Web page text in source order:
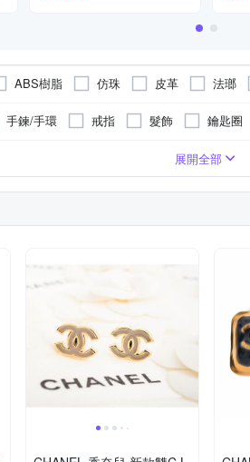
ABS樹脂 仿珠 皮革 法瑯
手鍊/手環 戒指 髮飾 鑰匙圈
展開全部